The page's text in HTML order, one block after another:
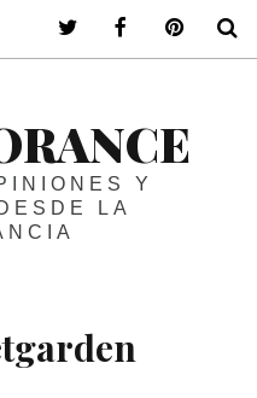
Y
LA
ir a mi twitterir a mi facebook
ir a mi